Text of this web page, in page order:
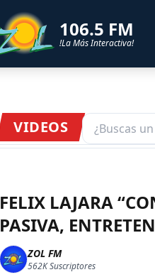
106.5 FM
!La Más Interactiva!
VIDEOS
FELIX LAJARA
PASIVA,
ZOL FM
562KSuscriptores